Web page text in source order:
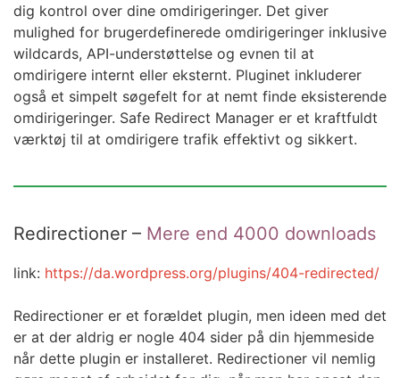
dig kontrol over dine omdirigeringer. Det giver
mulighed for brugerdefinerede omdirigeringer inklusive
wildcards, API-understøttelse og evnen til at
omdirigere internt eller eksternt. Pluginet inkluderer
også et simpelt søgefelt for at nemt finde eksisterende
omdirigeringer. Safe Redirect Manager er et kraftfuldt
værktøj til at omdirigere trafik effektivt og sikkert.
Redirectioner – Mere end 4000 downloads
link: https://da.wordpress.org/plugins/404-redirected/
Redirectioner er et forældet plugin, men ideen med det
er at der aldrig er nogle 404 sider på din hjemmeside
når dette plugin er installeret. Redirectioner vil nemlig